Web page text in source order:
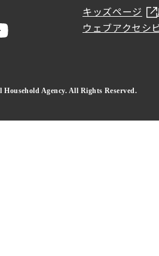
キッズページ
ウェブアクセシ
Agency. All Rights Reserved.